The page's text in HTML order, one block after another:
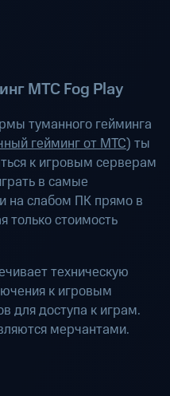
МТС Fog Play
туманного гейминга
гейминг от МТС) ты
к игровым серверам
в самые
на слабом ПК прямо в
только стоимость
техническую
к игровым
для доступа к играм.
мерчантами.